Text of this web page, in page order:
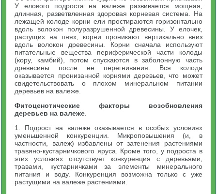
У елового подроста на валеже развивается мощная,
длинная, разветвленная здоровая корневая система. На
лежащей колоде корни ели простираются горизонтально
вдоль волокон полуразрушенной древесины. У елочек,
растущих на пнях, корни проникают вертикально вниз
вдоль волокон древесины. Корни сначала используют
питательные вещества периферической части колоды
(кору, камбий), потом спускаются в заболонную часть
древесины после ее перегнивания. Вся колода
оказывается пронизанной корнями деревьев, что может
свидетельствовать о плохом минеральном питании
деревьев на валеже.
Фитоценотические факторы возобновления
деревьев на валеже
1. Подрост на валеже оказывается в особых условиях
уменьшенной конкуренции. Микроповышения (и, в
частности, валеж) избавлены от затенения растениями
травяно-кустарничкового яруса. Кроме того, у подроста в
этих условиях отсутствует конкуренция с деревьями,
травами, кустарничками за элементы минерального
питания и воду. Конкуренция возможна только с уже
растущими на валеже растениями.